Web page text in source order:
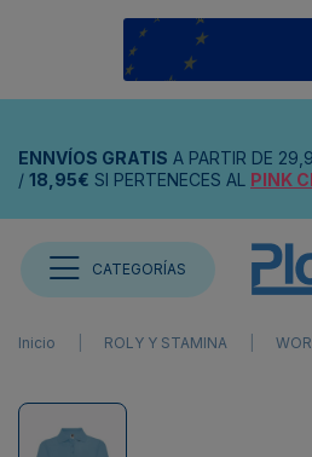
ENNVÍOS GRATIS A PARTIR DE
/ 18,95€ SI PERTENECES AL PINK
CATEGORÍAS
Inicio ROLY Y STAMINA